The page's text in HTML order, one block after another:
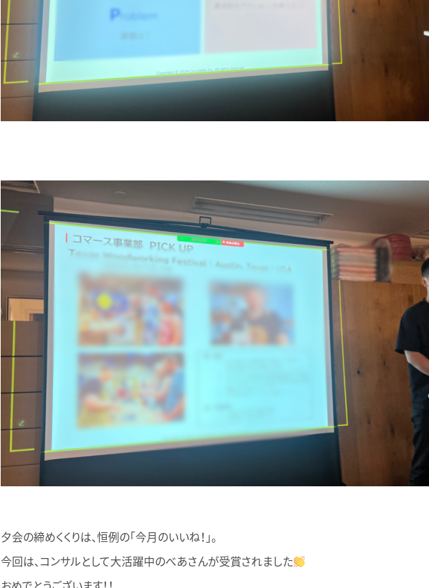
夕会の締めくくりは、恒例の「今月のいいね！」。
今回は、コンサルとして大活躍中のべあさんが受賞されました